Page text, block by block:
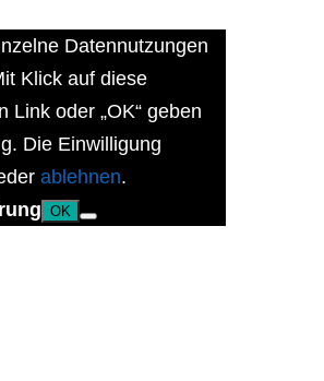
Datennutzungen
Klick auf diese
Link oder „OK“ geben
Die Einwilligung
ablehnen.
OK